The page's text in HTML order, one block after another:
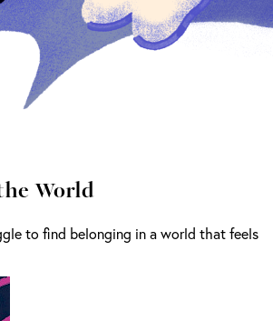
World
to find belonging in a world that feels